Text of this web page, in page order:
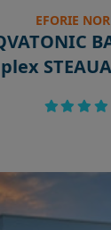
EFORIE